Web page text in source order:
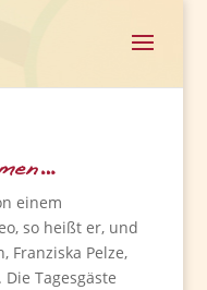
einem
so heißt er, und
Franziska Pelze,
Tagesgäste